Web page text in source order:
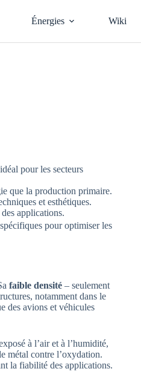
Énergies Wiki
pour les secteurs
que la production primaire.
et esthétiques.
applications.
pour optimiser les
faible densité – seulement
notamment dans le
des avions et véhicules
à l’air et à l’humidité,
métal contre l’oxydation.
la fiabilité des applications.